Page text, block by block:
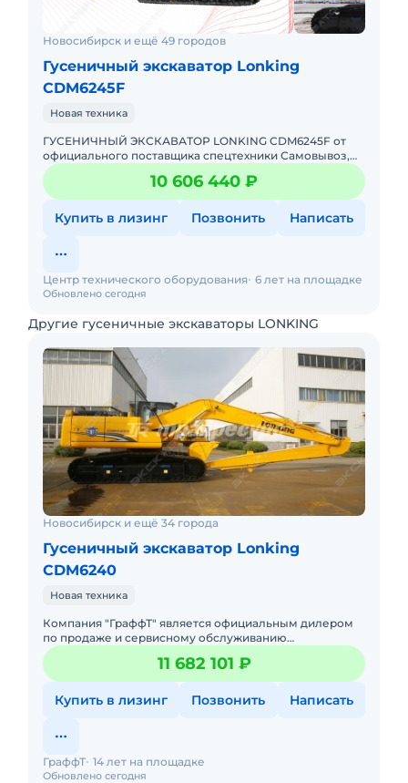
Новосибирск и ещё 49 городов
Гусеничный экскаватор Lonking
CDM6245F
Новая техника
ГУСЕНИЧНЫЙ ЭКСКАВАТОР LONKING CDM6245F от
официального поставщика спецтехники Самовывоз,
доставка в любой регион РФ Гарантия, сервис и
10 606 440 ₽
Купить в лизинг Позвонить Написать
Обновлено сегодня
Центр технического оборудования 6 лет на площадке
Другие гусеничные экскаваторы LONKING
Новосибирск и ещё 34 города
Гусеничный экскаватор Lonking
CDM6240
Новая техника
Компания "ГраффТ" является официальным дилером
по продаже и сервисному обслуживанию
экскаваторов Lonking.Предлагаем вам Гусеничный
экскаватор Lonking CDM6240и д
11 682 101 ₽
Купить в лизинг Позвонить Написать
Обновлено сегодня
ГраффТ 14 лет на площадке